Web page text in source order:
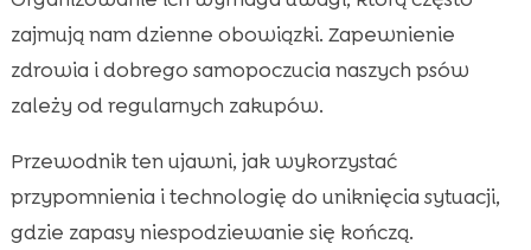
 Używanie kalendarzy i aplikacji
 Korzyści z ustawienia powtórnych zamówień
w CricksyDog
triki w sklepie CricksyDog
 Jak produkty CricksyDog mogą pomóc
twojemu psu?
zajmują nam dzienne obowiązki. Zapewnienie
zdrowia i dobrego samopoczucia naszych psów
zależy od regularnych zakupów.
Przewodnik ten ujawni, jak wykorzystać
przypomnienia i technologię do uniknięcia sytuacji,
gdzie zapasy niespodziewanie się kończą.